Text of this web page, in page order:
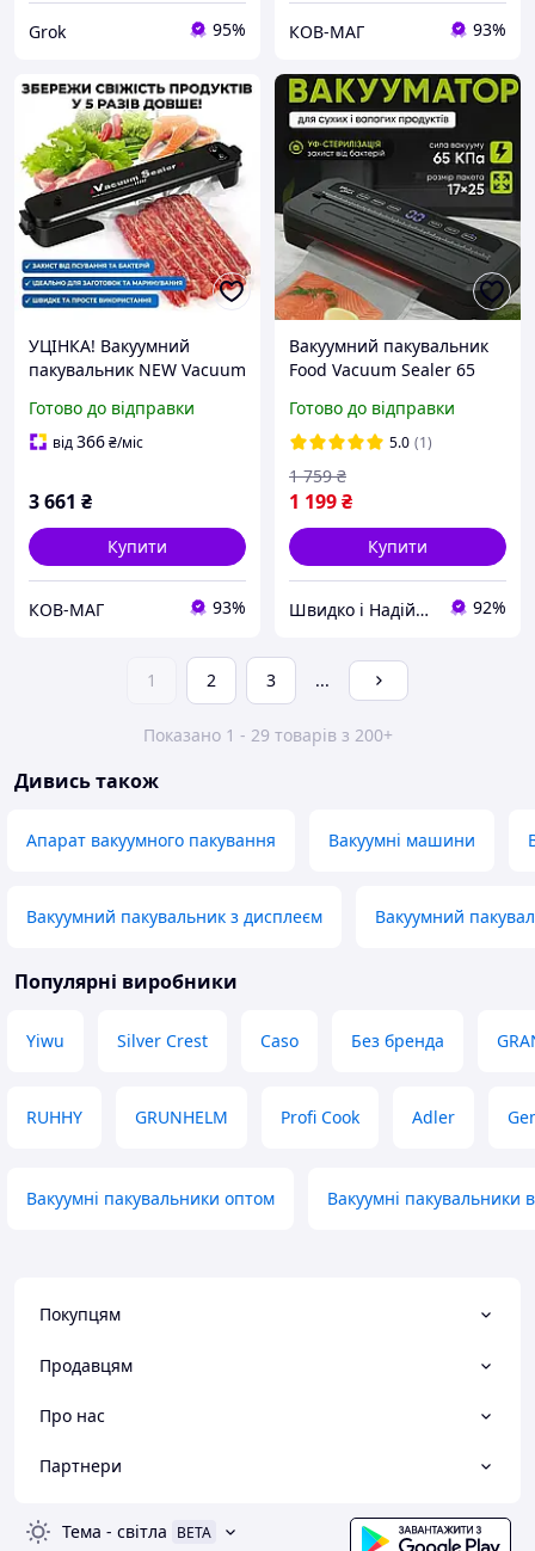
Grok 95% КОВ-МАГ 93%
УЦІНКА! Вакуумний
пакувальник NEW Vacuum
корпусу 3571)
Готово до відправки
від366₴/міс
3 661 ₴
Купити
КОВ-МАГ 93%
Вакуумний пакувальник
Food Vacuum Sealer 65
чорний 5016_Ave
Готово до відправки
5.0 (1)
1 199₴
1 759 ₴
Купити
Швидко і Надійно 92%
1 2 3 ...
Показано 1 - 29 товарів з 200+
Дивись також
Апарат вакуумного пакування Вакуумні машини
Вакуумний пакувальник з дисплеєм Вакуумний
Популярні виробники
Yiwu Silver Crest Caso Без бренда
RUHHY GRUNHELM Profi Cook Adler
Вакуумні пакувальники оптом Вакуумні пакувальники
Покупцям
Продавцям
Про нас
Партнери
Тема - світла BETA